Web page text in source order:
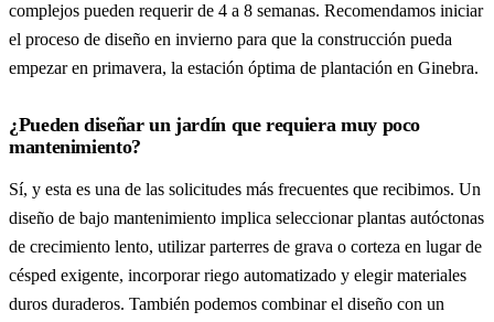
complejos pueden requerir de 4 a 8 semanas. Recomendamos iniciar
el proceso de diseño en invierno para que la construcción pueda
empezar en primavera, la estación óptima de plantación en Ginebra.
¿Pueden diseñar un jardín que requiera muy poco
mantenimiento?
Sí, y esta es una de las solicitudes más frecuentes que recibimos. Un
diseño de bajo mantenimiento implica seleccionar plantas autóctonas
de crecimiento lento, utilizar parterres de grava o corteza en lugar de
césped exigente, incorporar riego automatizado y elegir materiales
duros duraderos. También podemos combinar el diseño con un